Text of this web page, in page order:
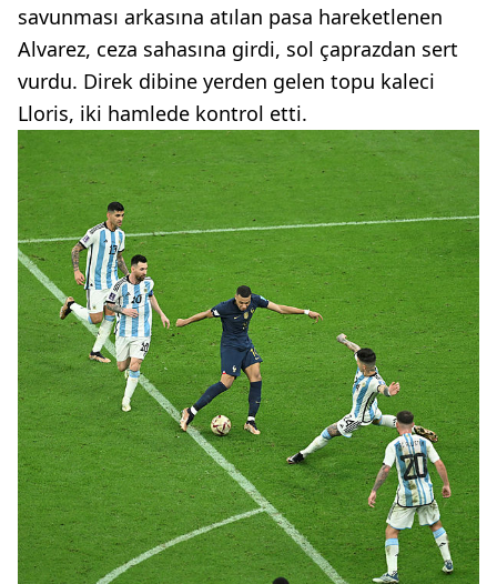
savunması arkasına atılan pasa hareketlenen
Alvarez, ceza sahasına girdi, sol çaprazdan sert
vurdu. Direk dibine yerden gelen topu kaleci
Lloris, iki hamlede kontrol etti.